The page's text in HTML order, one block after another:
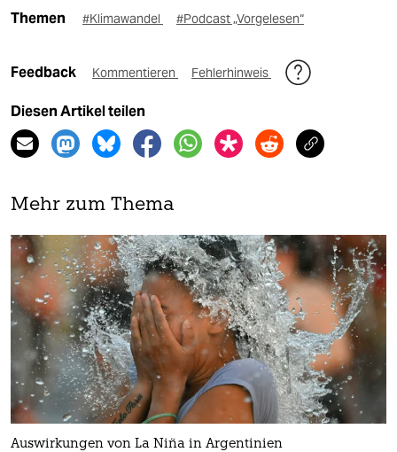
Themen #Klimawandel #Podcast „Vorgelesen“
Feedback Kommentieren Fehlerhinweis
Diesen Artikel teilen
Mehr zum Thema
Auswirkungen von La Niña in Argentinien